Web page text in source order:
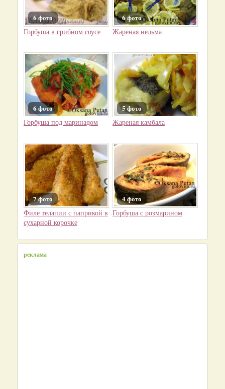
6 фото
Горбуша в грибном соусе
6 фото
Жареная нельма
6 фото
Горбуша под маринадом
5 фото
Жареная камбала
7 фото
Филе телапии с паприкой в
сухарной корочке
4 фото
Горбуша с розмарином
реклама